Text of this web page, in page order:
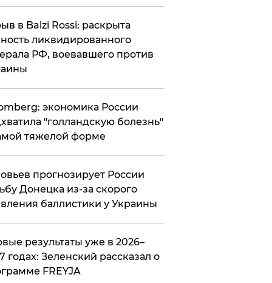
в Balzi Rossi: раскрыта
ликвидированного
РФ, воевавшего против
экономика России
"голландскую болезнь"
тяжелой форме
прогнозирует России
Донецка из-за скорого
баллистики у Украины
результаты уже в 2026–
годах: Зеленский рассказал о
FREYJA